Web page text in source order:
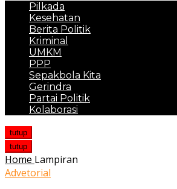
Pilkada
Kesehatan
Berita Politik
Kriminal
UMKM
PPP
Sepakbola Kita
Gerindra
Partai Politik
Kolaborasi
tutup
tutup
Home Lampiran
Advetorial